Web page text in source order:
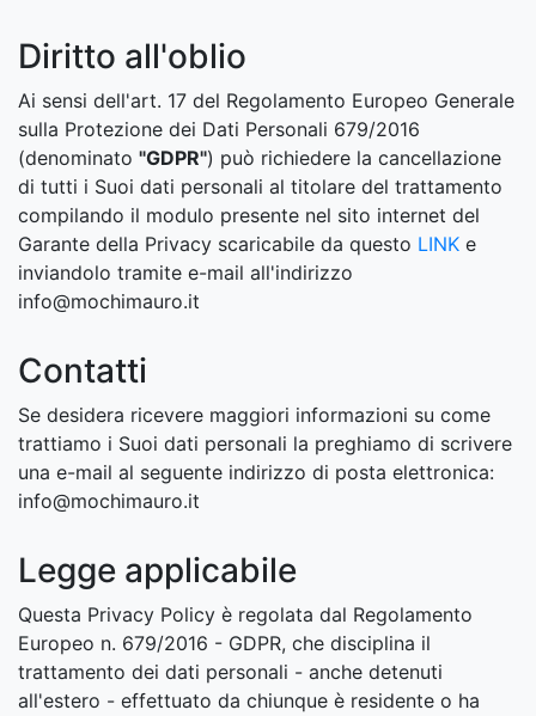
Diritto all'oblio
Ai sensi dell'art. 17 del Regolamento Europeo Generale
sulla Protezione dei Dati Personali 679/2016
(denominato "GDPR") può richiedere la cancellazione
di tutti i Suoi dati personali al titolare del trattamento
compilando il modulo presente nel sito internet del
Garante della Privacy scaricabile da questo LINK e
inviandolo tramite e-mail all'indirizzo
info@mochimauro.it
Contatti
Se desidera ricevere maggiori informazioni su come
trattiamo i Suoi dati personali la preghiamo di scrivere
una e-mail al seguente indirizzo di posta elettronica:
info@mochimauro.it
Legge applicabile
Questa Privacy Policy è regolata dal Regolamento
Europeo n. 679/2016 - GDPR, che disciplina il
trattamento dei dati personali - anche detenuti
all'estero - effettuato da chiunque è residente o ha